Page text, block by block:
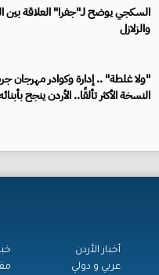
السكجي يوضح لـ"جفرا" العلاقة بين
والزلازل
"ولا غلطة" .. إدارة وكوادر مهرجان
النسخة الأكثر تألقًا.. الأردن ينجح
أخبار الأردن
عربي و دولي